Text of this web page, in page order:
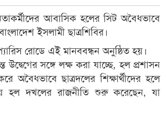
আবাসিক হলের সিট অবৈধভাবে
ইসলামী ছাত্রশিবির।
রোডে এই মানববন্ধন অনুষ্ঠিত হয়।
উদ্বেগের সঙ্গে লক্ষ করা যাচ্ছে, হল প্রশাসন
অবৈধভাবে ছাত্রদলের শিক্ষার্থীদের হলে
হল দখলের রাজনীতি শুরু করেছেন, যা